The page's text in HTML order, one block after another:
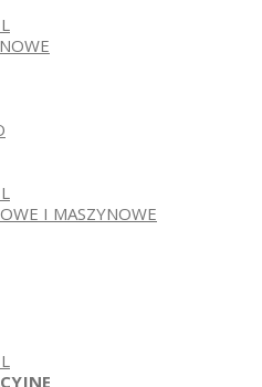
I MASZYNOWE